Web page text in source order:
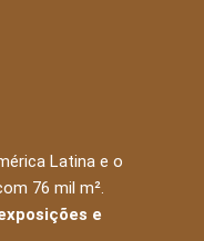
Latina e o
76 mil m².
e